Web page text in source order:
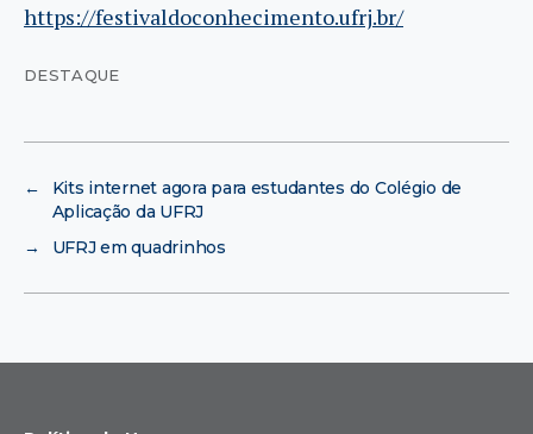
https://festivaldoconhecimento.ufrj.br/
DESTAQUE
←
Kits internet agora para estudantes do Colégio de
Aplicação da UFRJ
→
UFRJ em quadrinhos